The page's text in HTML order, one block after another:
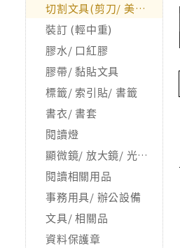
切割文具(剪刀/ 美工刀/ 拆信刀)
裝訂 (輕中重)
膠水/ 口紅膠
膠帶/ 黏貼文具
標籤/ 索引貼/ 書籤
書衣/ 書套
閱讀燈
顯微鏡/ 放大鏡/ 光學儀器(X)
閱讀相關用品
事務用具/ 辦公設備
文具/ 相關品
資料保護章